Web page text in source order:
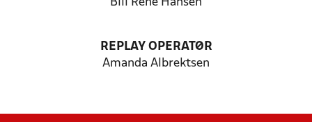
Bill René Hansen
REPLAY OPERATØR
Amanda Albrektsen